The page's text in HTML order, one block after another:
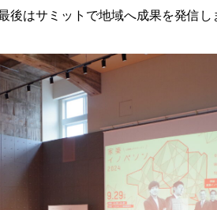
後はサミットで地域へ成果を発信し